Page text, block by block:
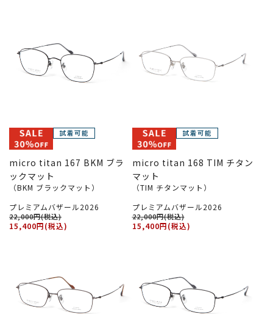
micro titan 167 BKM ブラ
ックマット
（BKM ブラックマット）
プレミアムバザール2026
22,000円(税込)
15,400円(税込)
micro titan 168 TIM チタン
マット
（TIM チタンマット）
プレミアムバザール2026
22,000円(税込)
15,400円(税込)